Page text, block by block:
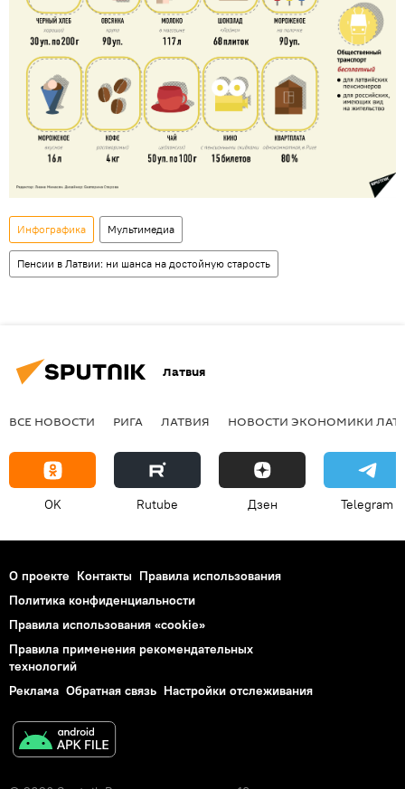
Инфографика Мультимедиа
Пенсии в Латвии: ни шанса на достойную старость
Латвия
ВСЕ НОВОСТИ РИГА ЛАТВИЯ НОВОСТИ ЭКОНОМИКИ
OK Rutube Дзен Telegram
О проекте Контакты Правила использования
Политика конфиденциальности
Правила использования «cookie»
Правила применения рекомендательных
технологий
Реклама Обратная связь Настройки отслеживания